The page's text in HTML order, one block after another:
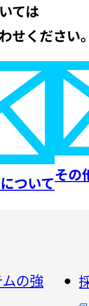
ては
せください。
ついてその
の強